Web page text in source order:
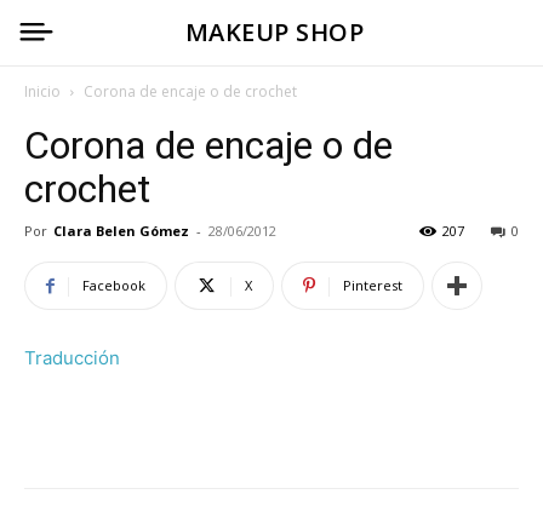
MAKEUP SHOP
Inicio Corona de encaje o de crochet
Corona de encaje o de
crochet
Por Clara Belen Gómez - 28/06/2012 0
207
Facebook X Pinterest
Traducción